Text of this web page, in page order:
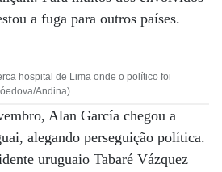
a fuga para outros países.
hospital de Lima onde o político foi
Andina)
Alan García chegou a
alegando perseguição política.
uruguaio Tabaré Vázquez